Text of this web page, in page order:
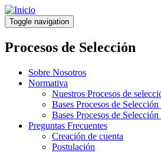
Pasar
al
contenido
principal
Toggle navigation
Procesos de Selección
Sobre Nosotros
Normativa
Nuestros Procesos de
Bases Procesos de
Bases Procesos de
Preguntas Frecuentes
Creación de cuenta
Postulación